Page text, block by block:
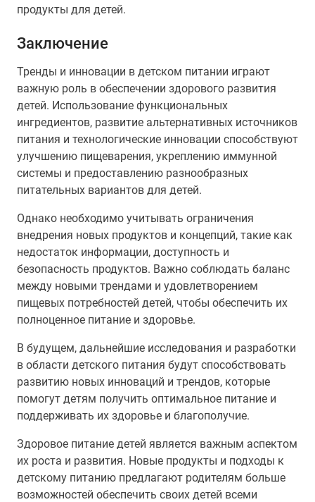
продукты для детей.
Заключение
Тренды и инновации в детском питании играют
важную роль в обеспечении здорового развития
детей. Использование функциональных
ингредиентов, развитие альтернативных источников
питания и технологические инновации способствуют
улучшению пищеварения, укреплению иммунной
системы и предоставлению разнообразных
питательных вариантов для детей.
Однако необходимо учитывать ограничения
внедрения новых продуктов и концепций, такие как
недостаток информации, доступность и
безопасность продуктов. Важно соблюдать баланс
между новыми трендами и удовлетворением
пищевых потребностей детей, чтобы обеспечить их
полноценное питание и здоровье.
В будущем, дальнейшие исследования и разработки
в области детского питания будут способствовать
развитию новых инноваций и трендов, которые
помогут детям получить оптимальное питание и
поддерживать их здоровье и благополучие.
Здоровое питание детей является важным аспектом
их роста и развития. Новые продукты и подходы к
детскому питанию предлагают родителям больше
возможностей обеспечить своих детей всеми